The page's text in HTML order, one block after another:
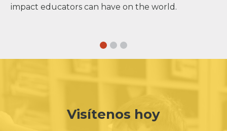
impact educators can have on the world.
Visítenos hoy